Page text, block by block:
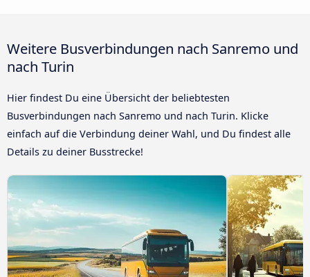
Weitere Busverbindungen nach Sanremo und
nach Turin
Hier findest Du eine Übersicht der beliebtesten
Busverbindungen nach Sanremo und nach Turin. Klicke
einfach auf die Verbindung deiner Wahl, und Du findest alle
Details zu deiner Busstrecke!